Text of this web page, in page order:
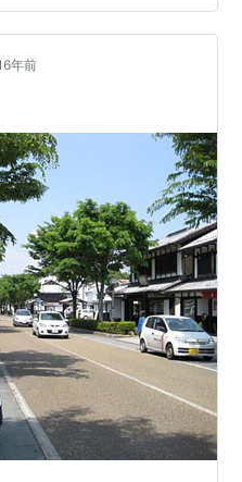
んの提灯も貸してくれ
！！ ライトアッ…
年前